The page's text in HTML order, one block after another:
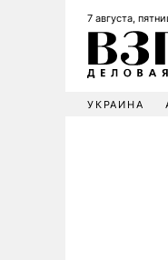
7 августа,
УКРАИНА